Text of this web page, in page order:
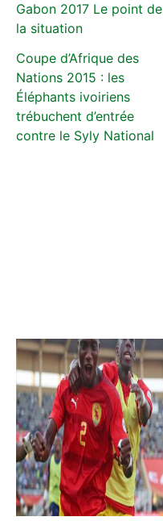
Gabon 2017 Le point de
la situation
Coupe d’Afrique des
Nations 2015 : les
Éléphants ivoiriens
trébuchent d’entrée
contre le Syly National